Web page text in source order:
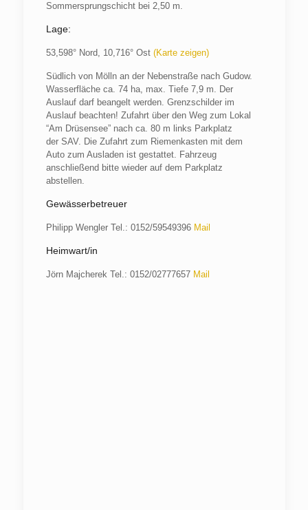
Sommersprungschicht bei 2,50 m.
Lage:
53,598° Nord, 10,716° Ost (Karte zeigen)
Südlich von Mölln an der Nebenstraße nach Gudow.
Wasserfläche ca. 74 ha, max. Tiefe 7,9 m. Der
Auslauf darf beangelt werden. Grenzschilder im
Auslauf beachten! Zufahrt über den Weg zum Lokal
“Am Drüsensee” nach ca. 80 m links Parkplatz
der SAV. Die Zufahrt zum Riemenkasten mit dem
Auto zum Ausladen ist gestattet. Fahrzeug
anschließend bitte wieder auf dem Parkplatz
abstellen.
Gewässerbetreuer
Philipp Wengler Tel.: 0152/59549396 Mail
Heimwart/in
Jörn Majcherek Tel.: 0152/02777657 Mail